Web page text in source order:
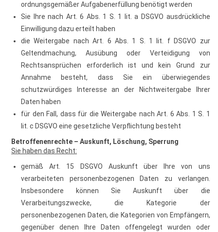
ordnungsgemäßer Aufgabenerfüllung benötigt werden
Sie Ihre nach Art. 6 Abs. 1 S. 1 lit. a DSGVO ausdrückliche
Einwilligung dazu erteilt haben
die Weitergabe nach Art. 6 Abs. 1 S. 1 lit. f DSGVO zur
Geltendmachung, Ausübung oder Verteidigung von
Rechtsansprüchen erforderlich ist und kein Grund zur
Annahme besteht, dass Sie ein überwiegendes
schutzwürdiges Interesse an der Nichtweitergabe Ihrer
Daten haben
für den Fall, dass für die Weitergabe nach Art. 6 Abs. 1 S. 1
lit. c DSGVO eine gesetzliche Verpflichtung besteht
Betroffenenrechte –Auskunft, Löschung, Sperrung
Sie haben das Recht:
gemäß Art. 15 DSGVO Auskunft über Ihre von uns
verarbeiteten personenbezogenen Daten zu verlangen.
Insbesondere können Sie Auskunft über die
Verarbeitungszwecke, die Kategorie der
personenbezogenen Daten, die Kategorien von Empfängern,
gegenüber denen Ihre Daten offengelegt wurden oder